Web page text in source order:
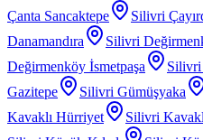
Çanta Sancaktepe
Silivri
Danamandıra
Silivri
Değirmenköy İsmetpaşa
Silivri
Gazitepe
Silivri Gümüşyaka
Kavaklı Hürriyet
Silivri